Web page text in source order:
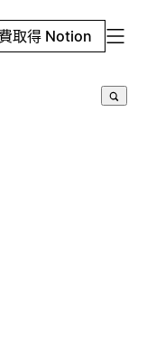
取得 Notion